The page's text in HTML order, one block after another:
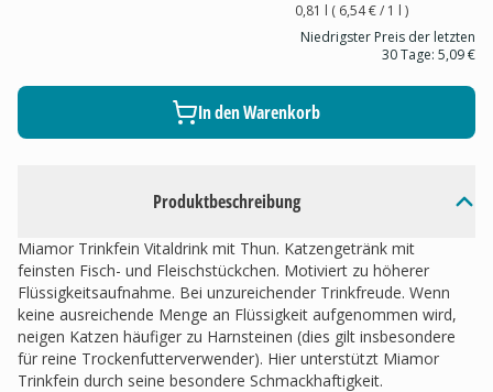
Produktbeschreibung
Miamor Trinkfein Vitaldrink mit Thun. Katzengetränk mit
feinsten Fisch- und Fleischstückchen. Motiviert zu höherer
Flüssigkeitsaufnahme. Bei unzureichender Trinkfreude. Wenn
keine ausreichende Menge an Flüssigkeit aufgenommen wird,
neigen Katzen häufiger zu Harnsteinen (dies gilt insbesondere
für reine Trockenfutterverwender). Hier unterstützt Miamor
Trinkfein durch seine besondere Schmackhaftigkeit.
0,81 l ( 6,54 €/ 1 l )
Niedrigster Preis der letzten
30 Tage: 5,09 €
In den Warenkorb